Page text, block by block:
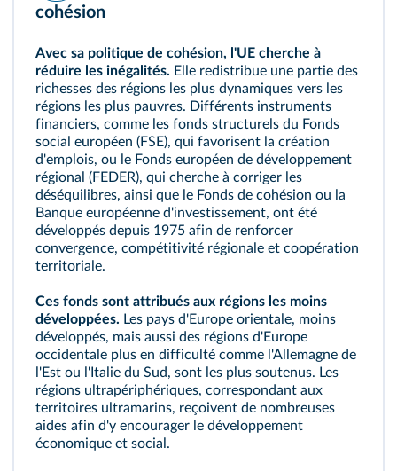
cohésion
Avec sa politique de cohésion, l'UE cherche à
réduire les inégalités. Elle redistribue une partie des
richesses des régions les plus dynamiques vers les
régions les plus pauvres. Différents instruments
financiers, comme les fonds structurels du Fonds
social européen (FSE), qui favorisent la création
d'emplois, ou le Fonds européen de développement
régional (FEDER), qui cherche à corriger les
déséquilibres, ainsi que le Fonds de cohésion ou la
Banque européenne d'investissement, ont été
développés depuis 1975 afin de renforcer
convergence, compétitivité régionale et coopération
territoriale.
Ces fonds sont attribués aux régions les moins
développées. Les pays d'Europe orientale, moins
développés, mais aussi des régions d'Europe
occidentale plus en difficulté comme l'Allemagne de
l'Est ou l'Italie du Sud, sont les plus soutenus. Les
régions ultrapériphériques, correspondant aux
territoires ultramarins, reçoivent de nombreuses
aides afin d'y encourager le développement
économique et social.